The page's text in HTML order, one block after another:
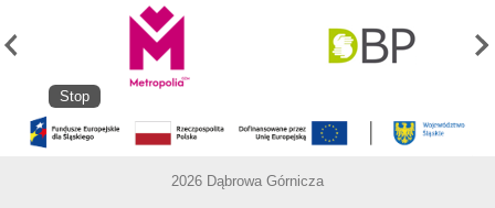
Stop
2026 Dąbrowa Górnicza